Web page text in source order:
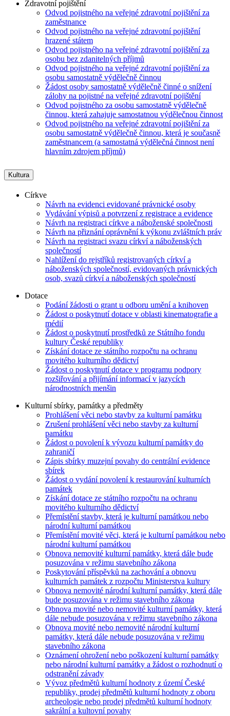
Zdravotní pojištění
Odvod pojistného na veřejné zdravotní pojištění za
zaměstnance
Odvod pojistného na veřejné zdravotní pojištění
hrazené státem
Odvod pojistného na veřejné zdravotní pojištění za
osobu bez zdanitelných příjmů
Odvod pojistného na veřejné zdravotní pojištění za
osobu samostatně výdělečně činnou
Žádost osoby samostatně výdělečně činné o snížení
zálohy na pojistné na veřejné zdravotní pojištění
Odvod pojistného za osobu samostatně výdělečně
činnou, která zahajuje samostatnou výdělečnou činnost
Odvod pojistného na veřejné zdravotní pojištění za
osobu samostatně výdělečně činnou, která je současně
zaměstnancem (a samostatná výdělečná činnost není
hlavním zdrojem příjmů)
Kultura
Církve
Návrh na evidenci evidované právnické osoby
Vydávání výpisů a potvrzení z registrace a evidence
Návrh na registraci církve a náboženské společnosti
Návrh na přiznání oprávnění k výkonu zvláštních práv
Návrh na registraci svazu církví a náboženských
společností
Nahlížení do rejstříků registrovaných církví a
náboženských společností, evidovaných právnických
osob, svazů církví a náboženských společností
Dotace
Podání žádosti o grant u odboru umění a knihoven
Žádost o poskytnutí dotace v oblasti kinematografie a
médií
Žádost o poskytnutí prostředků ze Státního fondu
kultury České republiky
Získání dotace ze státního rozpočtu na ochranu
movitého kulturního dědictví
Žádost o poskytnutí dotace v programu podpory
rozšiřování a přijímání informací v jazycích
národnostních menšin
Kulturní sbírky, památky a předměty
Prohlášení věci nebo stavby za kulturní památku
Zrušení prohlášení věci nebo stavby za kulturní
památku
Žádost o povolení k vývozu kulturní památky do
zahraničí
Zápis sbírky muzejní povahy do centrální evidence
sbírek
Žádost o vydání povolení k restaurování kulturních
památek
Získání dotace ze státního rozpočtu na ochranu
movitého kulturního dědictví
Přemístění stavby, která je kulturní památkou nebo
národní kulturní památkou
Přemístění movité věci, která je kulturní památkou nebo
národní kulturní památkou
Obnova nemovité kulturní památky, která dále bude
posuzována v režimu stavebního zákona
Poskytování příspěvků na zachování a obnovu
kulturních památek z rozpočtu Ministerstva kultury
Obnova nemovité národní kulturní památky, která dále
bude posuzována v režimu stavebního zákona
Obnova movité nebo nemovité kulturní památky, která
dále nebude posuzována v režimu stavebního zákona
Obnova movité nebo nemovité národní kulturní
památky, která dále nebude posuzována v režimu
stavebního zákona
Oznámení ohrožení nebo poškození kulturní památky
nebo národní kulturní památky a žádost o rozhodnutí o
odstranění závady
Vývoz předmětů kulturní hodnoty z území České
republiky, prodej předmětů kulturní hodnoty z oboru
archeologie nebo prodej předmětů kulturní hodnoty
sakrální a kultovní povahy